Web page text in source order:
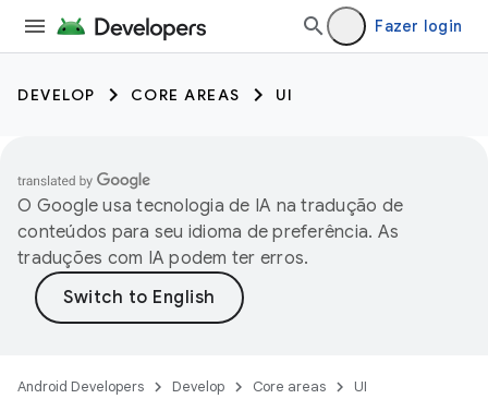
Fazer login
DEVELOP CORE AREAS UI
O Google usa tecnologia de IA na tradução de
conteúdos para seu idioma de preferência. As
traduções com IA podem ter erros.
Android Developers Develop Core areas
UI